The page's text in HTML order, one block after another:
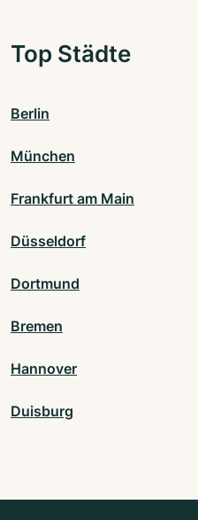
Top Städte
Berlin
München
Frankfurt am Main
Düsseldorf
Dortmund
Bremen
Hannover
Duisburg